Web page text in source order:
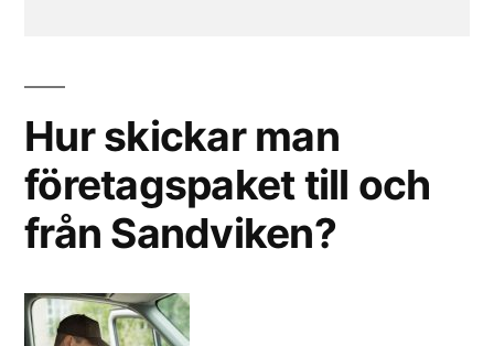
Hur skickar man
företagspaket till och
från Sandviken?